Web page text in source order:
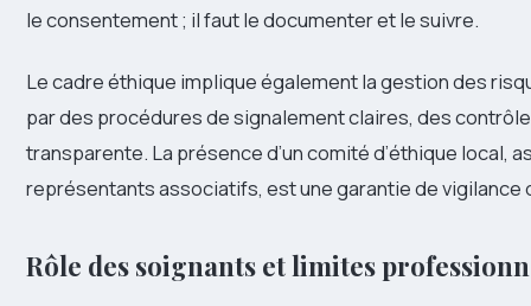
le consentement ; il faut le documenter et le suivre.
Le cadre éthique implique également la gestion des
par des procédures de signalement claires, des
transparente. La présence d’un comité d’éthique local,
représentants associatifs, est une garantie de vigilance
Rôle des soignants et limites